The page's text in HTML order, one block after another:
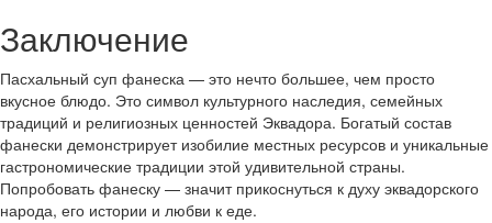
Заключение
Пасхальный суп фанеска — это нечто большее, чем просто
вкусное блюдо. Это символ культурного наследия, семейных
традиций и религиозных ценностей Эквадора. Богатый состав
фанески демонстрирует изобилие местных ресурсов и уникальные
гастрономические традиции этой удивительной страны.
Попробовать фанеску — значит прикоснуться к духу эквадорского
народа, его истории и любви к еде.